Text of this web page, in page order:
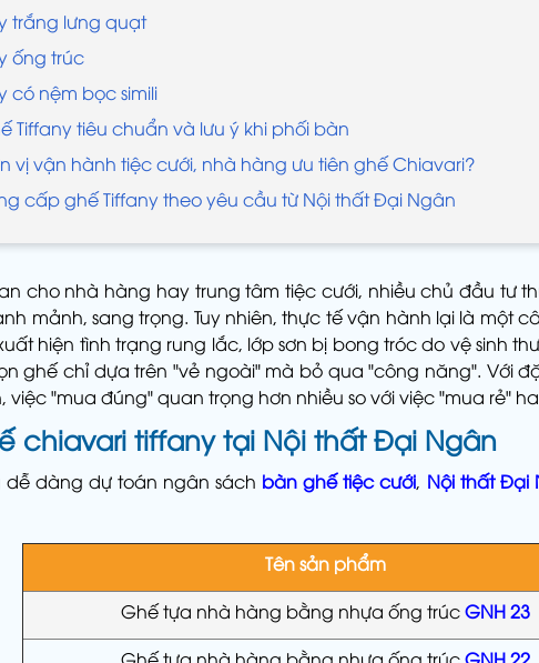
trắng lưng quạt
ống trúc
có nệm bọc simili
Tiffany tiêu chuẩn và lưu ý khi phối bàn
vị vận hành tiệc cưới, nhà hàng ưu tiên ghế Chiavari?
cấp ghế Tiffany theo yêu cầu từ Nội thất Đại Ngân
cho nhà hàng hay trung tâm tiệc cưới, nhiều chủ đầu tư
mảnh, sang trọng. Tuy nhiên, thực tế vận hành lại là một
hiện tình trạng rung lắc, lớp sơn bị bong tróc do vệ sinh
ghế chỉ dựa trên "vẻ ngoài" mà bỏ qua "công năng". Với
việc "mua đúng" quan trọng hơn nhiều so với việc "mua rẻ"
chiavari tiffany tại Nội thất Đại Ngân
dàng dự toán ngân sách bàn ghế tiệc cưới, Nội thất Đại
Tên sản phẩm
Ghế tựa nhà hàng bằng nhựa ống trúcGNH 23